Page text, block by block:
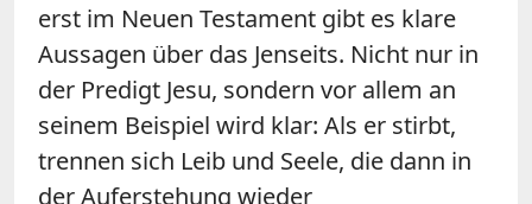
erst im Neuen Testament gibt es klare
Aussagen über das Jenseits. Nicht nur in
der Predigt Jesu, sondern vor allem an
seinem Beispiel wird klar: Als er stirbt,
trennen sich Leib und Seele, die dann in
der Auferstehung wieder